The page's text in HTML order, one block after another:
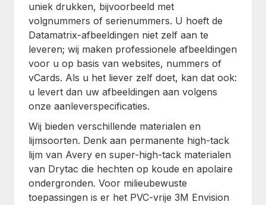
uniek drukken, bijvoorbeeld met
volgnummers of serienummers. U hoeft de
Datamatrix-afbeeldingen niet zelf aan te
leveren; wij maken professionele afbeeldingen
voor u op basis van websites, nummers of
vCards. Als u het liever zelf doet, kan dat ook:
u levert dan uw afbeeldingen aan volgens
onze aanleverspecificaties.
Wij bieden verschillende materialen en
lijmsoorten. Denk aan permanente high-tack
lijm van Avery en super-high-tack materialen
van Drytac die hechten op koude en apolaire
ondergronden. Voor milieubewuste
toepassingen is er het PVC-vrije 3M Envision